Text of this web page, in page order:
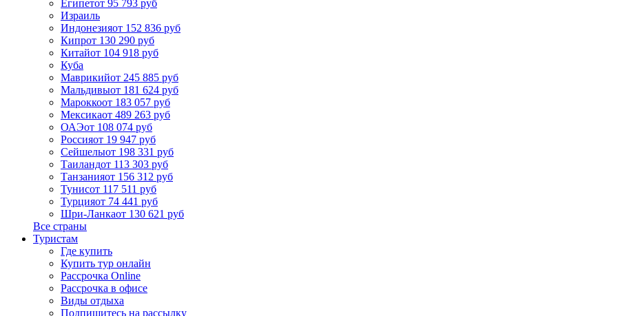
Египетот 95 793 руб
Израиль
Индонезияот 152 836 руб
Кипрот 130 290 руб
Китайот 104 918 руб
Куба
Маврикийот 245 885 руб
Мальдивыот 181 624 руб
Мароккоот 183 057 руб
Мексикаот 489 263 руб
ОАЭот 108 074 руб
Россияот 19 947 руб
Сейшелыот 198 331 руб
Таиландот 113 303 руб
Танзанияот 156 312 руб
Тунисот 117 511 руб
Турцияот 74 441 руб
Шри-Ланкаот 130 621 руб
Все страны
Туристам
Где купить
Купить тур онлайн
Рассрочка Online
Рассрочка в офисе
Виды отдыха
Подпишитесь на рассылку